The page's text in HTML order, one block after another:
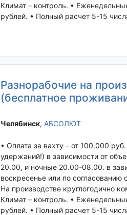
Климат – контроль. •
рублей. • Полный расчет 5-15
Разнорабочие на
(бесплатное
Челябинск‎, АБСОЛЮТ
• Оплата за вахту – от 100.000
удержаний!) в зависимости от
20.00, и ночные 20.00-08.00. в
воскресенье или по
На производстве круглогодично
Климат – контроль. •
рублей. • Полный расчет 5-15